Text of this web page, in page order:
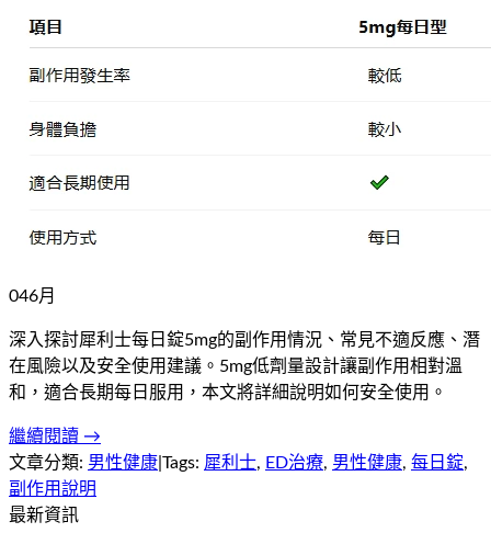
046月
深入探討犀利士每日錠5mg的副作用情況、常見不適反應、潛
在風險以及安全使用建議。5mg低劑量設計讓副作用相對溫
和，適合長期每日服用，本文將詳細說明如何安全使用。
繼續閱讀 →
文章分類: 男性健康 Tags: 犀利士, ED治療, 男性健康, 每日錠,
副作用說明
最新資訊